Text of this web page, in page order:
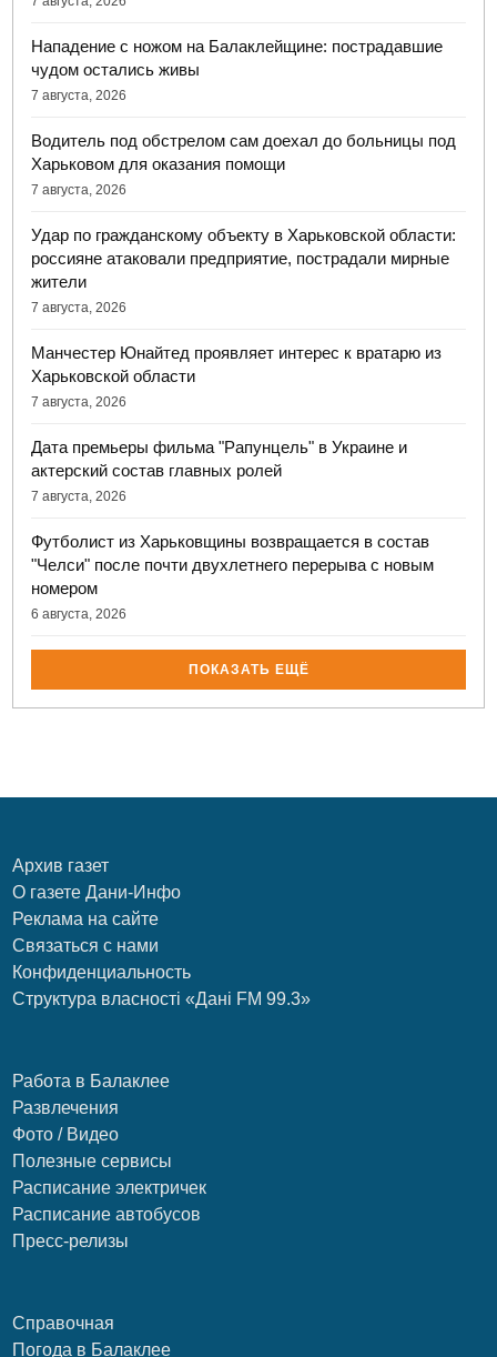
Нападение с ножом на Балаклейщине: пострадавшие
чудом остались живы
7 августа, 2026
Водитель под обстрелом сам доехал до больницы под
Харьковом для оказания помощи
7 августа, 2026
Удар по гражданскому объекту в Харьковской области:
россияне атаковали предприятие, пострадали мирные
жители
7 августа, 2026
Манчестер Юнайтед проявляет интерес к вратарю из
Харьковской области
7 августа, 2026
Дата премьеры фильма "Рапунцель" в Украине и
актерский состав главных ролей
7 августа, 2026
Футболист из Харьковщины возвращается в состав
"Челси" после почти двухлетнего перерыва с новым
номером
6 августа, 2026
ПОКАЗАТЬ ЕЩЁ
Архив газет
О газете Дани-Инфо
Реклама на сайте
Связаться с нами
Конфиденциальность
Структура власності «Дані FM 99.3»
Работа в Балаклее
Развлечения
Фото / Видео
Полезные сервисы
Расписание электричек
Расписание автобусов
Пресс-релизы
Справочная
Погода в Балаклее